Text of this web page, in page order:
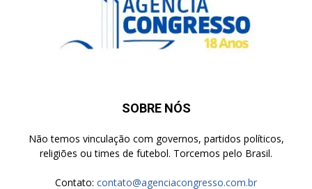
SOBRE NÓS
Não temos vinculação com governos, partidos políticos,
religiões ou times de futebol. Torcemos pelo Brasil.
Contato: contato@agenciacongresso.com.br